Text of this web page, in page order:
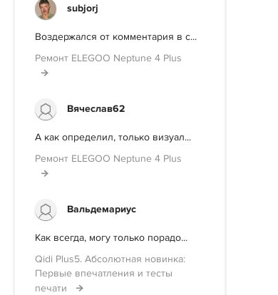
subjorj
Воздержался от комментария в с...
Ремонт ELEGOO Neptune 4 Plus
Вячеслав62
А как определил, только визуал...
Ремонт ELEGOO Neptune 4 Plus
Вальдемариус
Как всегда, могу только порадо...
Qidi Plus5. Абсолютная новинка:
Первые впечатления и тесты
печати